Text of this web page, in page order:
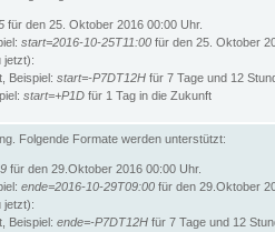
für den 25. Oktober 2016 00:00 Uhr.
start=2016-10-25T11:00 für den 25. Oktober
jetzt):
Beispiel: start=-P7DT12H für 7 Tage und 12
start=+P1D für 1 Tag in die Zukunft
Folgende Formate werden unterstützt:
für den 29.Oktober 2016 00:00 Uhr.
ende=2016-10-29T09:00 für den 29.Oktober
jetzt):
Beispiel: ende=-P7DT12H für 7 Tage und 12